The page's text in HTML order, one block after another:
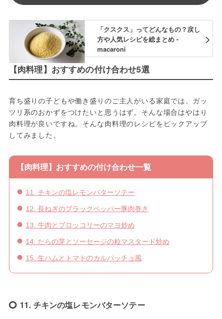
「クスクス」ってどんなもの？戻し
方や人気レシピを総まとめ -
macaroni
【肉料理】おすすめの付け合わせ5選
育ち盛りの子どもや働き盛りのご主人がいる家庭では、ガッ
ツリ系のおかずをつけたいと思うはず。そんな場合はやはり
肉料理が良いですね。そんな肉料理のレシピをピックアップ
してみました。
【肉料理】おすすめの付け合わせ一覧
11. チキンの塩レモンバターソテー
12. 長ねぎのブラックペッパー豚肉巻き
13. 牛肉とブロッコリーのマヨ炒め
14. たらの芽とソーセージの粒マスタード炒め
15. 生ハムとトマトのカルパッチョ風
11. チキンの塩レモンバターソテー